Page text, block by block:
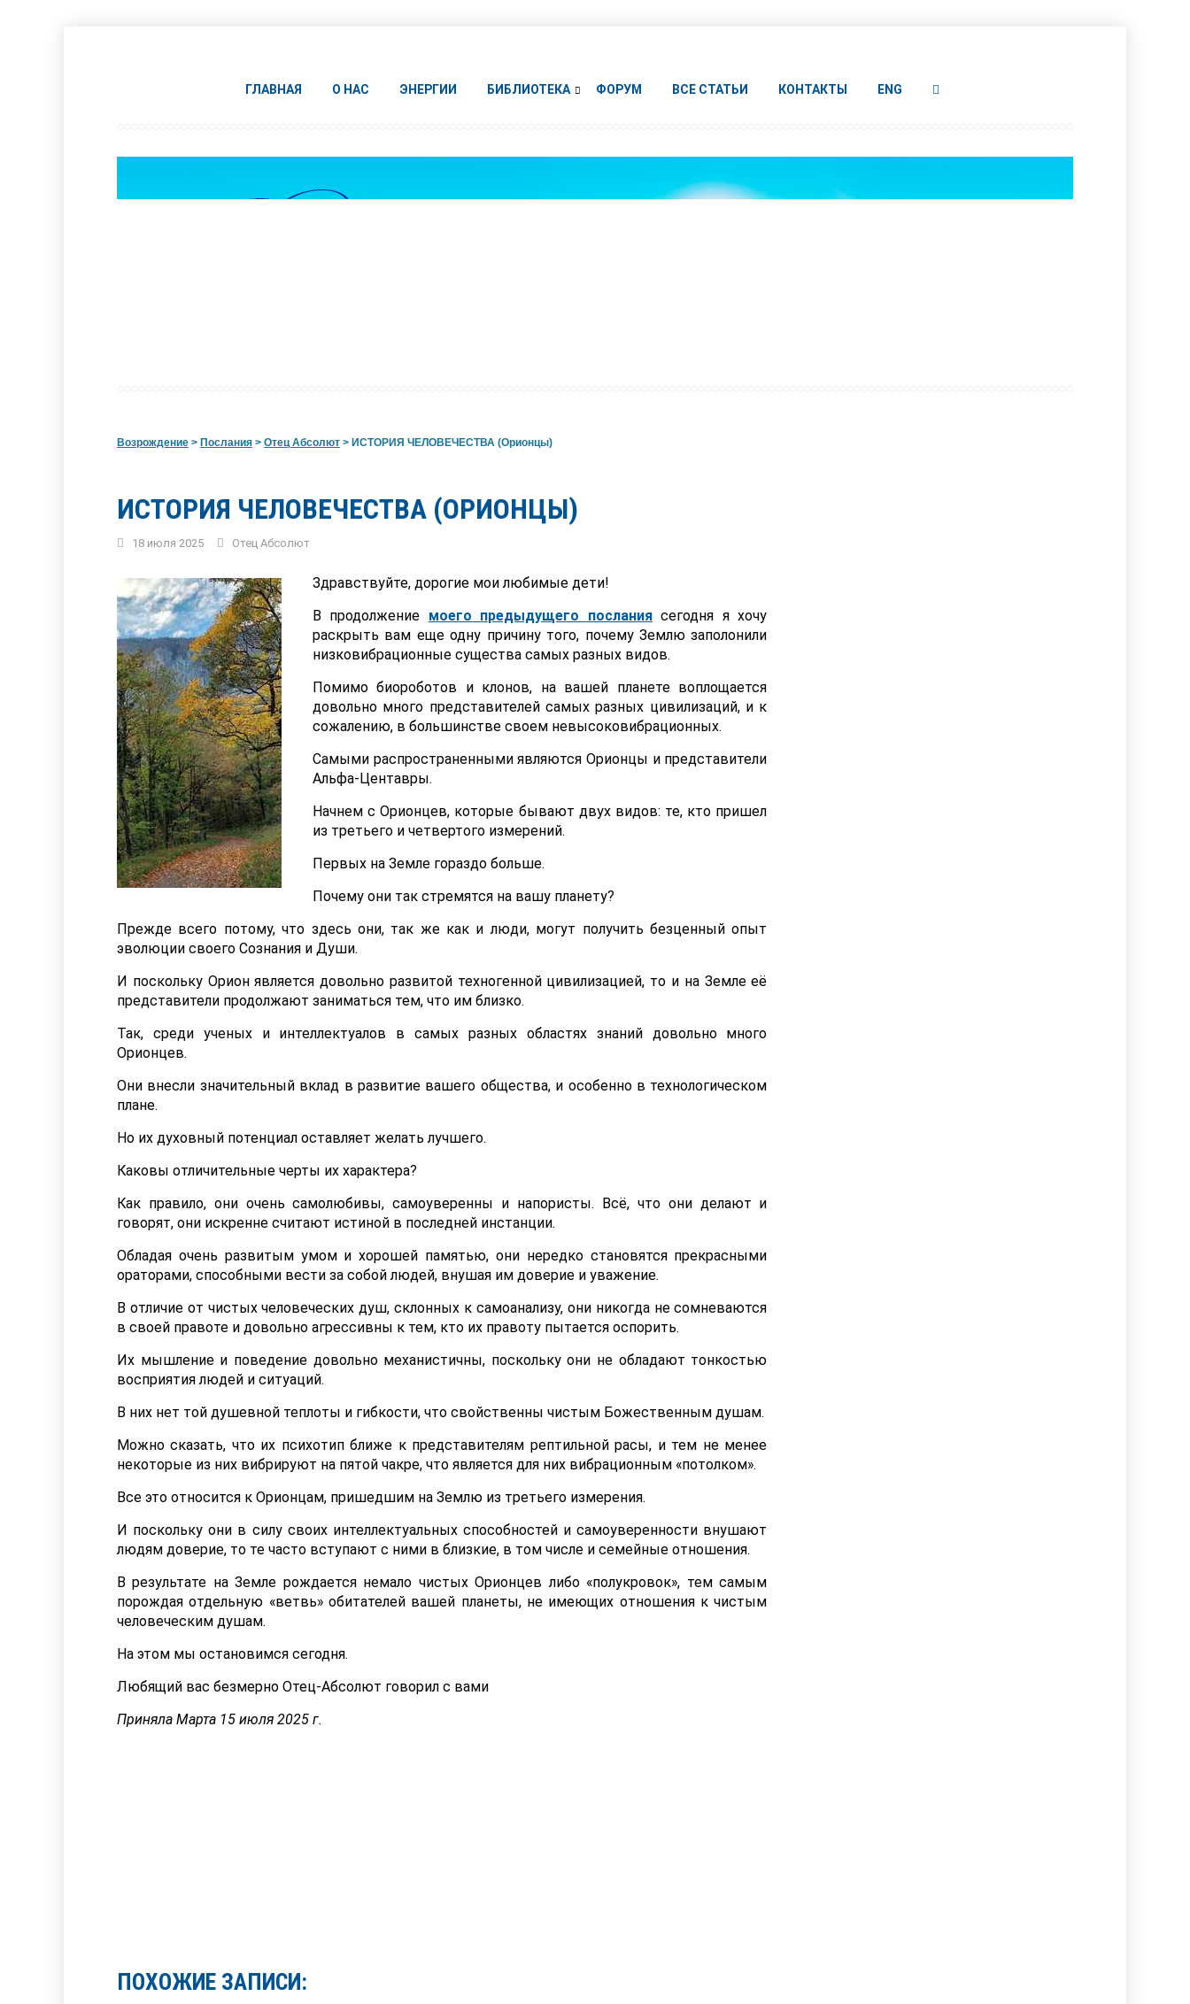
ГЛАВНАЯ О НАС ЭНЕРГИИ БИБЛИОТЕКА ФОРУМ ВСЕ СТАТЬИ КОНТАКТЫ ENG
Возрождение > Послания > Отец Абсолют > ИСТОРИЯ ЧЕЛОВЕЧЕСТВА (Орионцы)
ИСТОРИЯ ЧЕЛОВЕЧЕСТВА (ОРИОНЦЫ)
18 июля 2025 Отец Абсолют
Здравствуйте, дорогие мои любимые дети!
В продолжение моего предыдущего посланиясегодня я хочу
раскрыть вам еще одну причину того, почему Землю заполонили
низковибрационные существа самых разных видов.
Помимо биороботов и клонов, на вашей планете воплощается
довольно много представителей самых разных цивилизаций, и к
сожалению, в большинстве своем невысоковибрационных.
Самыми распространенными являются Орионцы и представители
Альфа-Центавры.
Начнем с Орионцев, которые бывают двух видов: те, кто пришел
из третьего и четвертого измерений.
Первых на Земле гораздо больше.
Почему они так стремятся на вашу планету?
Прежде всего потому, что здесь они, так же как и люди, могут получить безценный опыт
эволюции своего Сознания и Души.
И поскольку Орион является довольно развитой техногенной цивилизацией, то и на Земле её
представители продолжают заниматься тем, что им близко.
Так, среди ученых и интеллектуалов в самых разных областях знаний довольно много
Орионцев.
Они внесли значительный вклад в развитие вашего общества, и особенно в технологическом
плане.
Но их духовный потенциал оставляет желать лучшего.
Каковы отличительные черты их характера?
Как правило, они очень самолюбивы, самоуверенны и напористы. Всё, что они делают и
говорят, они искренне считают истиной в последней инстанции.
Обладая очень развитым умом и хорошей памятью, они нередко становятся прекрасными
ораторами, способными вести за собой людей, внушая им доверие и уважение.
В отличие от чистых человеческих душ, склонных к самоанализу, они никогда не сомневаются
в своей правоте и довольно агрессивны к тем, кто их правоту пытается оспорить.
Их мышление и поведение довольно механистичны, поскольку они не обладают тонкостью
восприятия людей и ситуаций.
В них нет той душевной теплоты и гибкости, что свойственны чистым Божественным душам.
Можно сказать, что их психотип ближе к представителям рептильной расы, и тем не менее
некоторые из них вибрируют на пятой чакре, что является для них вибрационным «потолком».
Все это относится к Орионцам, пришедшим на Землю из третьего измерения.
И поскольку они в силу своих интеллектуальных способностей и самоуверенности внушают
людям доверие, то те часто вступают с ними в близкие, в том числе и семейные отношения.
В результате на Земле рождается немало чистых Орионцев либо «полукровок», тем самым
порождая отдельную «ветвь» обитателей вашей планеты, не имеющих отношения к чистым
человеческим душам.
На этом мы остановимся сегодня.
Любящий вас безмерно Отец-Абсолют говорил с вами
Приняла Марта 15 июля 2025 г.
ПОХОЖИЕ ЗАПИСИ: